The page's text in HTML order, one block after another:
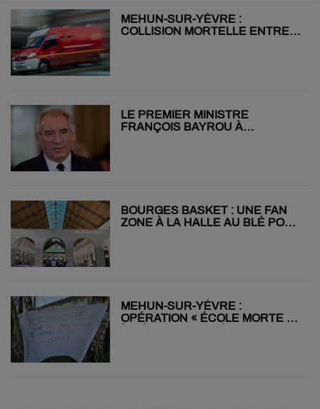
MEHUN-SUR-YÈVRE :
COLLISION MORTELLE ENTRE
LE PREMIER MINISTRE
FRANÇOIS BAYROU À
BOURGES BASKET : UNE FAN
ZONE À LA HALLE AU BLÉ POUR
MEHUN-SUR-YÈVRE :
OPÉRATION « ÉCOLE MORTE »